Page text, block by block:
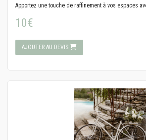
Apportez une touche de raffinement à vos espaces
10€
AJOUTER AU DEVIS